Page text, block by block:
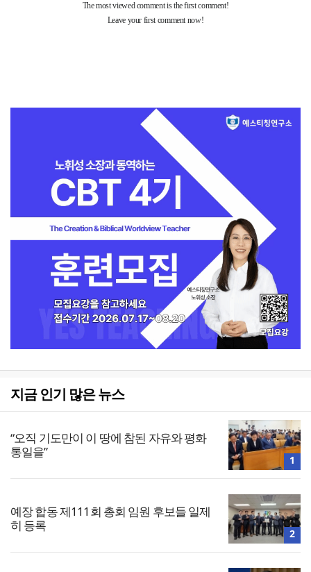
지금 인기 많은 뉴스
“오직 기도만이 이 땅에 참된 자유와 평화
통일을”
1
예장 합동 제111회 총회 임원 후보들 일제
히 등록
2